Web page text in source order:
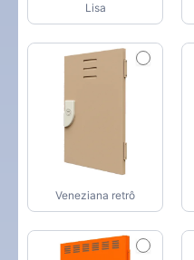
Lisa
Veneziana retrô